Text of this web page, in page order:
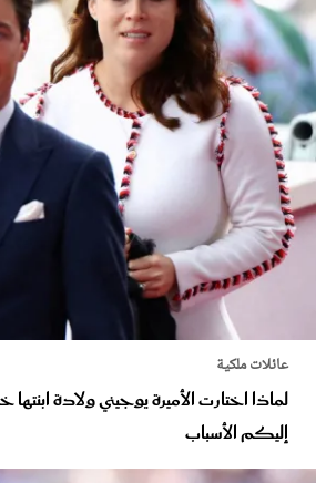
عائلات ملكية
لماذا اختارت الأميرة يوجيني ولادة ابنتها
إليكم الأسباب